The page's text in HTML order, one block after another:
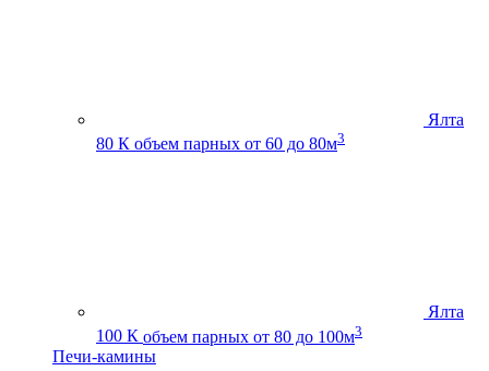
Ялта
80 К объем парных от 60 до 80м3
Ялта
100 К объем парных от 80 до 100м3
Печи-камины